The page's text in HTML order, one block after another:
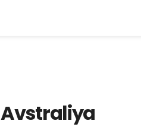
Avstraliya